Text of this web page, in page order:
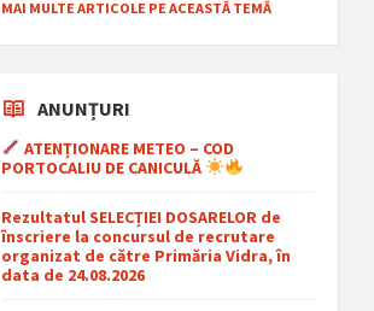
MAI MULTE ARTICOLE PE ACEASTĂ TEMĂ
ANUNȚURI
ATENȚIONARE METEO – COD
PORTOCALIU DE CANICULĂ
Rezultatul SELECȚIEI DOSARELOR de
înscriere la concursul de recrutare
organizat de către Primăria Vidra, în
data de 24.08.2026